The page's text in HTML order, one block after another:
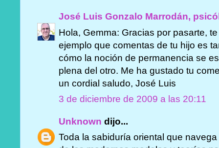
José Luis Gonzalo Marrodán,
Hola, Gemma: Gracias por pasarte,
ejemplo que comentas de tu hijo es
cómo la noción de permanencia se
plena del otro. Me ha gustado tu
un cordial saludo, José Luis
3 de diciembre de 2009 a las 20:11
Unknown dijo...
Toda la sabiduría oriental que